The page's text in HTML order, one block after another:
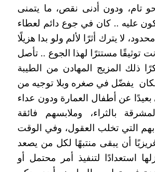
تام، ودون أدنى نقص، ما يتمنى
عليه .. كان في جوع دائم لعطاء
لا يترك أثرًا لألم ولو بدا هزيلًا
توثيقًا مستترًا لهذا الجوع .. تأصل
ذلك المزيج المهادن من الطيبة
فكان يفضّل في صغره وبلا توجيه من
عن أطفال العمارة ودون عداء
بالثراء، وملابسهم فائقة
التي تخلب العقول، وفي الوقت
أن يبقى منتبهًا لكل من يصعد
استعدادًا لتنفيذ أمر محتمل أو